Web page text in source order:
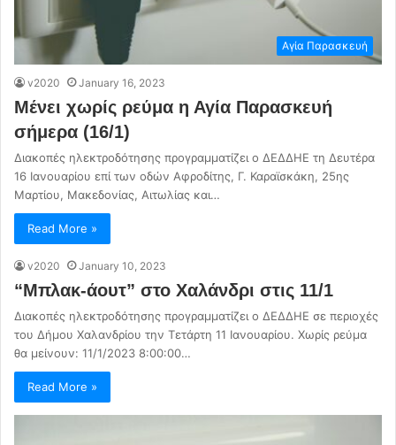
Αγία Παρασκευή
v2020 January 16, 2023
Μένει χωρίς ρεύμα η Αγία Παρασκευή
σήμερα (16/1)
Διακοπές ηλεκτροδότησης προγραμματίζει ο ΔΕΔΔΗΕ τη Δευτέρα
16 Ιανουαρίου επί των οδών Αφροδίτης, Γ. Καραϊσκάκη, 25ης
Μαρτίου, Μακεδονίας, Αιτωλίας και…
Read More »
v2020 January 10, 2023
“Μπλακ-άουτ” στο Χαλάνδρι στις 11/1
Διακοπές ηλεκτροδότησης προγραμματίζει ο ΔΕΔΔΗΕ σε περιοχές
του Δήμου Χαλανδρίου την Τετάρτη 11 Ιανουαρίου. Χωρίς ρεύμα
θα μείνουν: 11/1/2023 8:00:00…
Read More »